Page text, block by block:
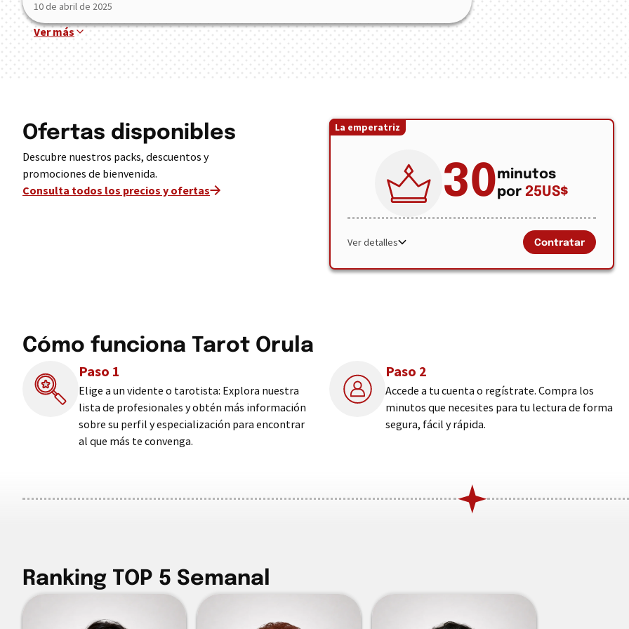
10 de abril de 2025
Ver más
Ofertas disponibles
Descubre nuestros packs, descuentos y
promociones de bienvenida.
Consulta todos los precios y ofertas
La emperatriz
30minutos
por 25US$
Ver detalles Contratar
Cómo funciona Tarot Orula
Paso 1
Elige a un vidente o tarotista: Explora nuestra
lista de profesionales y obtén más información
sobre su perfil y especialización para encontrar
al que más te convenga.
Paso 2
Accede a tu cuenta o regístrate. Compra los
minutos que necesites para tu lectura de forma
segura, fácil y rápida.
Ranking TOP 5 Semanal